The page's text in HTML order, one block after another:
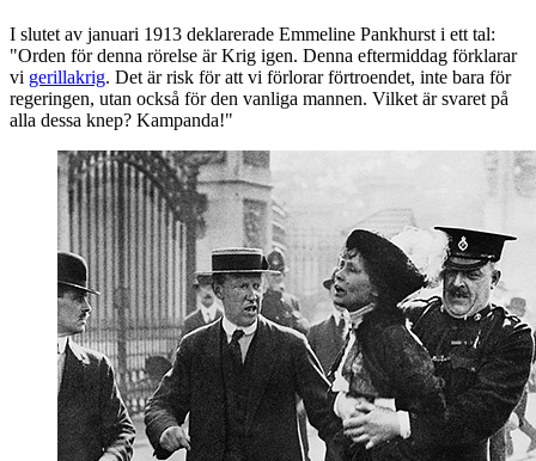
I slutet av januari 1913 deklarerade Emmeline Pankhurst i ett tal:
"Orden för denna rörelse är Krig igen. Denna eftermiddag förklarar
vi gerillakrig. Det är risk för att vi förlorar förtroendet, inte bara för
regeringen, utan också för den vanliga mannen. Vilket är svaret på
alla dessa knep? Kampanda!"